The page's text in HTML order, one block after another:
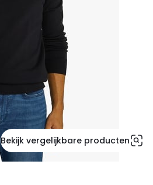
Bekijk vergelijkbare producten